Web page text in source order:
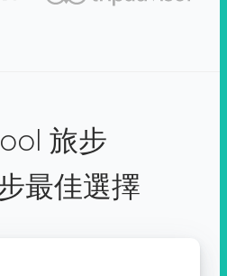
旅步
最佳選擇